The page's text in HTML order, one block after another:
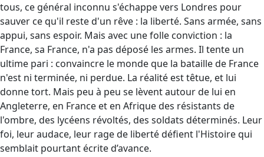
tous, ce général inconnu s'échappe vers Londres pour
sauver ce qu'il reste d'un rêve : la liberté. Sans armée, sans
appui, sans espoir. Mais avec une folle conviction : la
France, sa France, n'a pas déposé les armes. Il tente un
ultime pari : convaincre le monde que la bataille de France
n'est ni terminée, ni perdue. La réalité est têtue, et lui
donne tort. Mais peu à peu se lèvent autour de lui en
Angleterre, en France et en Afrique des résistants de
l'ombre, des lycéens révoltés, des soldats déterminés. Leur
foi, leur audace, leur rage de liberté défient l'Histoire qui
semblait pourtant écrite d’avance.